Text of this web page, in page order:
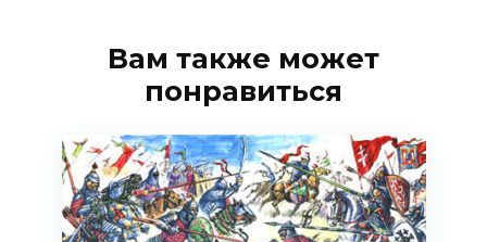
Вам также может
понравиться